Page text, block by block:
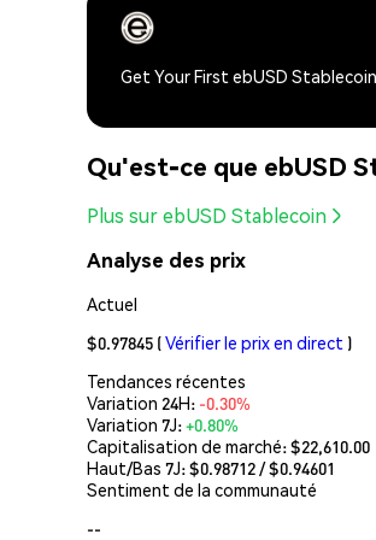
Get Your First ebUSD
Qu'est-ce que ebUSD
Plus sur ebUSD Stablecoin
Analyse des prix
Actuel
$0.97845 (Vérifier le prix en direct )
Tendances récentes
Variation 24H: -0.30%
Variation 7J:+0.80%
Capitalisation de marché:$22,610.00
Haut/Bas 7J: $0.98712/ $0.94601
Sentiment de la communauté
--